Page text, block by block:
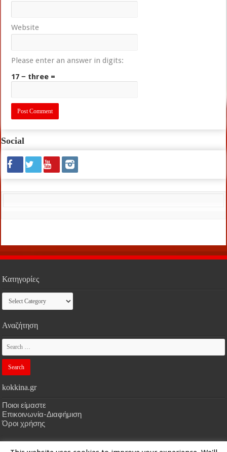
Website
Please enter an answer in digits:
17 − three =
Social
Κατηγορίες
Κατηγορίες
Αναζήτηση
kokkina.gr
Ποιοι είμαστε
Επικοινωνία-Διαφήμιση
Όροι χρήσης